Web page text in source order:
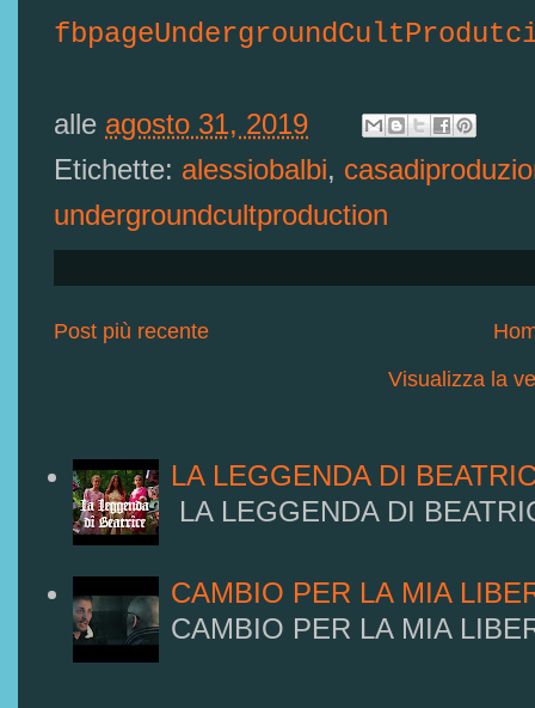
alle agosto 31, 2019
Etichette: alessiobalbi,
undergroundcultproduction
Post più recente
Visualizza la
LA LEGGENDA DI
LA LEGGENDA DI
CAMBIO PER LA MIA
CAMBIO PER LA MIA